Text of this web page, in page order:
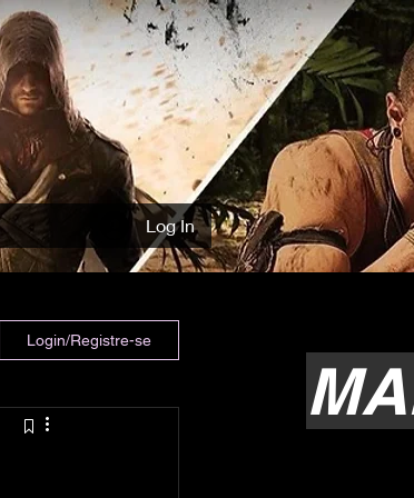
Log In
Login/Registre-se